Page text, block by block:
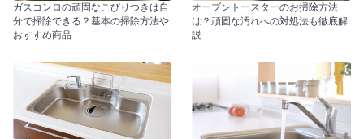
ガスコンロの頑固なこびりつきは自
分で掃除できる？基本の掃除方法や
おすすめ商品
オーブントースターのお掃除方法
は？頑固な汚れへの対処法も徹底解
説